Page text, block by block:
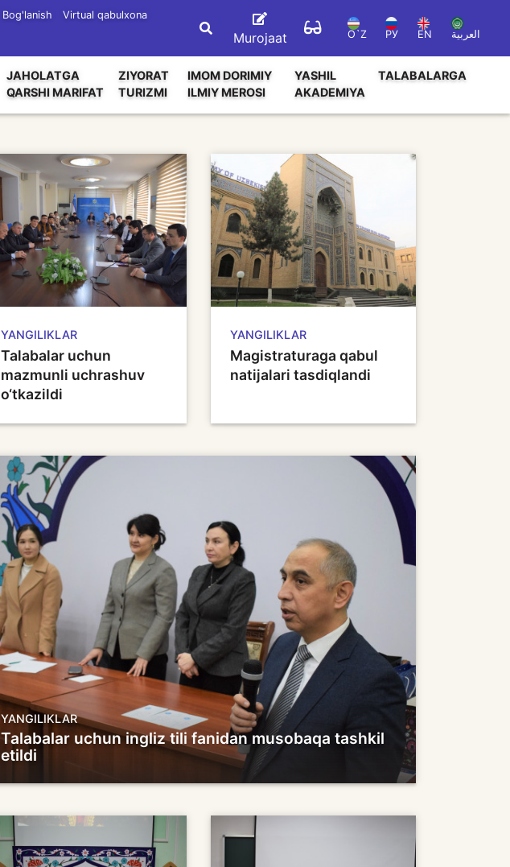
Bog'lanish
Virtual qabulxona
Murojaat O`Z РУ EN العربية
JAHOLATGA
QARSHI MARIFAT
ZIYORAT
TURIZMI
IMOM DORIMIY
ILMIY MEROSI
YASHIL
AKADEMIYA
TALABALARGA
YANGILIKLAR
Talabalar uchun
mazmunli uchrashuv
o‘tkazildi
YANGILIKLAR
Magistraturaga qabul
natijalari tasdiqlandi
YANGILIKLAR
Talabalar uchun ingliz tili fanidan musobaqa tashkil
etildi